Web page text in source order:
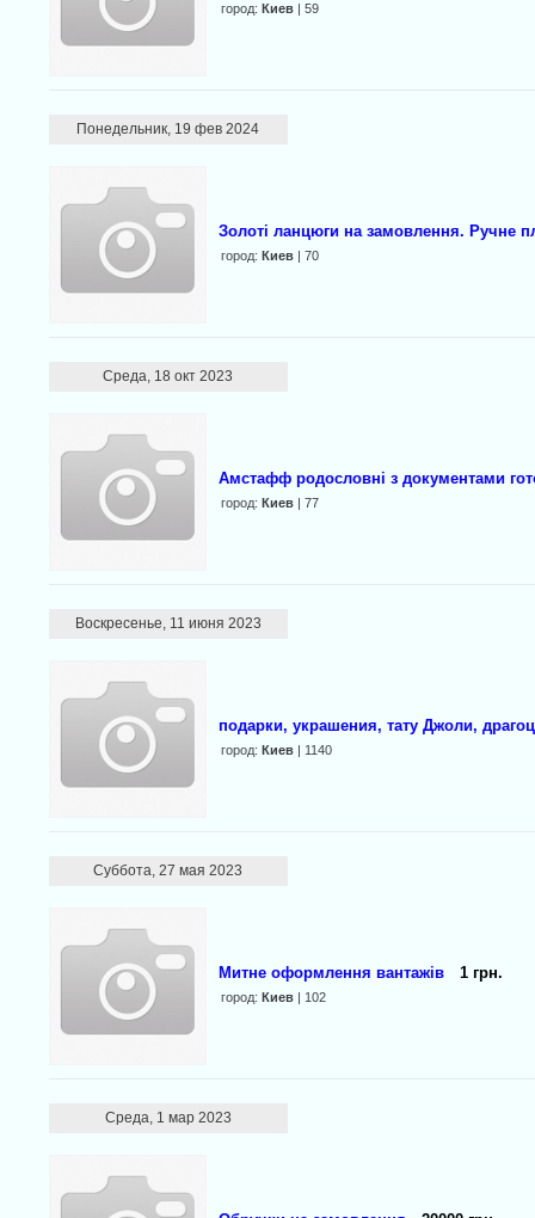
город: Киев| 59
Понедельник, 19 фев 2024
Золоті ланцюги на замовлення. Ручне
город: Киев| 70
Среда, 18 окт 2023
Амстафф родословні з документами
город: Киев| 77
Воскресенье, 11 июня 2023
подарки, украшения, тату Джоли,
город: Киев| 1140
Суббота, 27 мая 2023
Митне оформлення вантажів 1 грн.
город: Киев| 102
Среда, 1 мар 2023